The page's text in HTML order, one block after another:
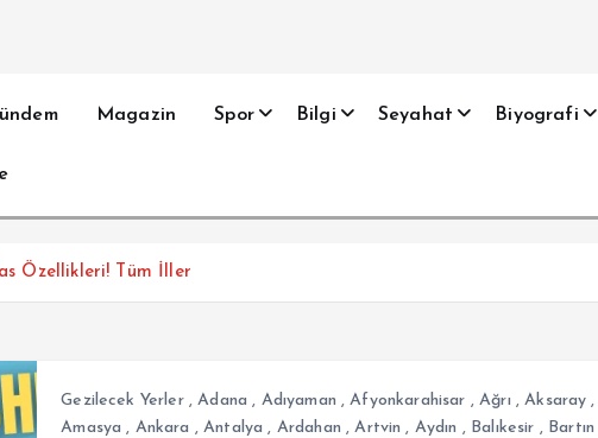
Magazin Spor Bilgi Seyahat Biyografi
Özellikleri! Tüm İller
Gezilecek Yerler,Adana , Adıyaman ,Afyonkarahisar ,Ağrı ,Aksaray ,
Amasya , Ankara ,Antalya , Ardahan ,Artvin , Aydın , Balıkesir , Bartın